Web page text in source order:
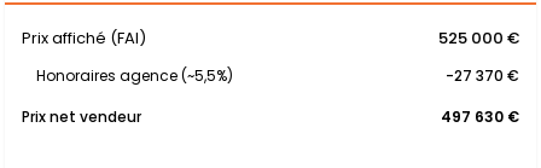
Prix affiché (FAI) 525 000 €
Honoraires agence (~5,5%)
-27 370 €
Prix net vendeur
497 630 €